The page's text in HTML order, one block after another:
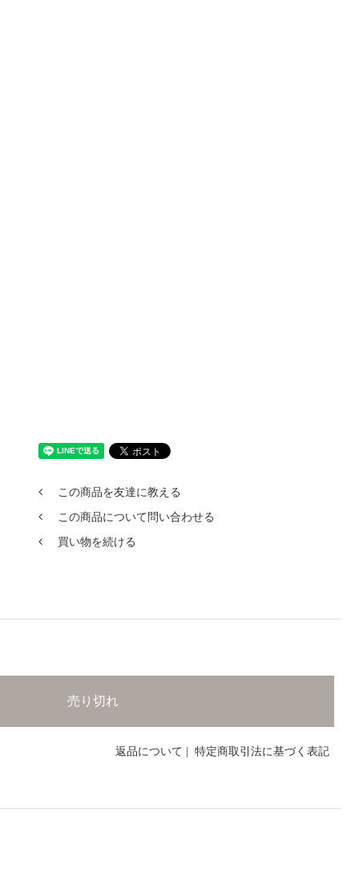
この商品を友達に教える
この商品について問い合わせる
買い物を続ける
返品について 特定商取引法に基づく表記